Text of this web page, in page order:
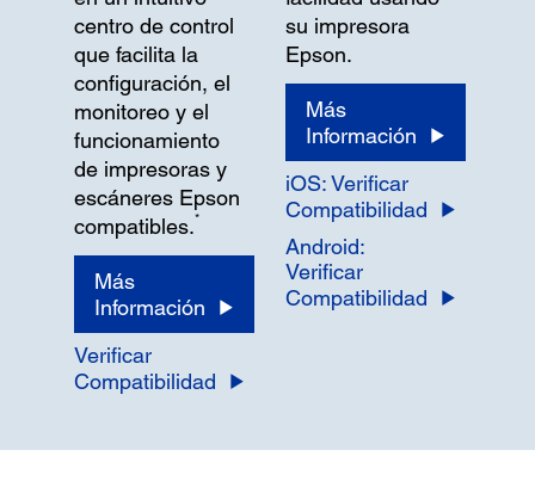
centro de control
que facilita la
configuración, el
monitoreo y el
funcionamiento
de impresoras y
escáneres Epson
compatibles.*
Más
Información
Verificar
Compatibilidad
su impresora
Epson.
Más
Información
iOS: Verificar
Compatibilidad
Android:
Verificar
Compatibilidad